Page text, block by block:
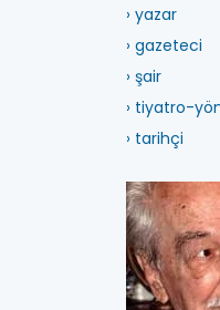
› yazar
› gazeteci
› şair
› tiyatro-
› tarihçi